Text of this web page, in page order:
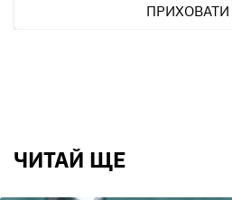
ПРИХОВАТИ
ЧИТАЙ ЩЕ